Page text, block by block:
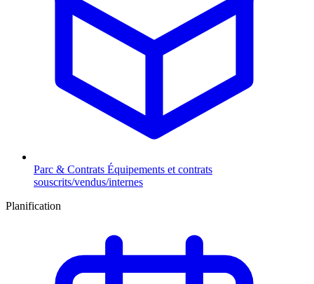
Parc & Contrats Équipements et contrats
souscrits/vendus/internes
Planification